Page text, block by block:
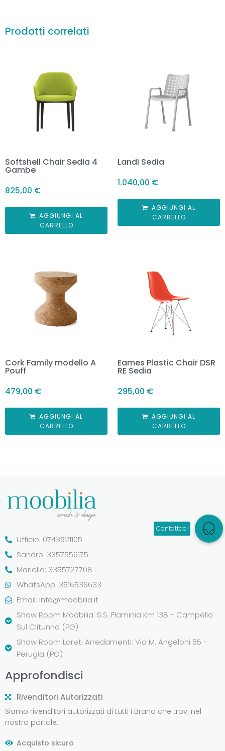
Prodotti correlati
Softshell Chair Sedia 4
Gambe
825,00 €
AGGIUNGI AL
CARRELLO
Landi Sedia
1.040,00 €
AGGIUNGI AL
CARRELLO
Cork Family modello A
Pouff
479,00 €
AGGIUNGI AL
CARRELLO
Eames Plastic Chair DSR
RE Sedia
295,00 €
AGGIUNGI AL
CARRELLO
Ufficio: 0743521105
Sandro: 3357556175
Mariella: 3355727708
WhatsApp: 3516536633
Email: info@moobilia.it
Show Room Moobilia: S.S. Flaminia Km 138 - Campello
Sul Clitunno (PG)
Show Room Loreti Arredamenti: Via M. Angeloni 65 -
Perugia (PG)
Approfondisci
Rivenditori Autorizzati
Siamo rivenditori autorizzati di tutti i Brand che trovi nel
nostro portale.
Acquisto sicuro